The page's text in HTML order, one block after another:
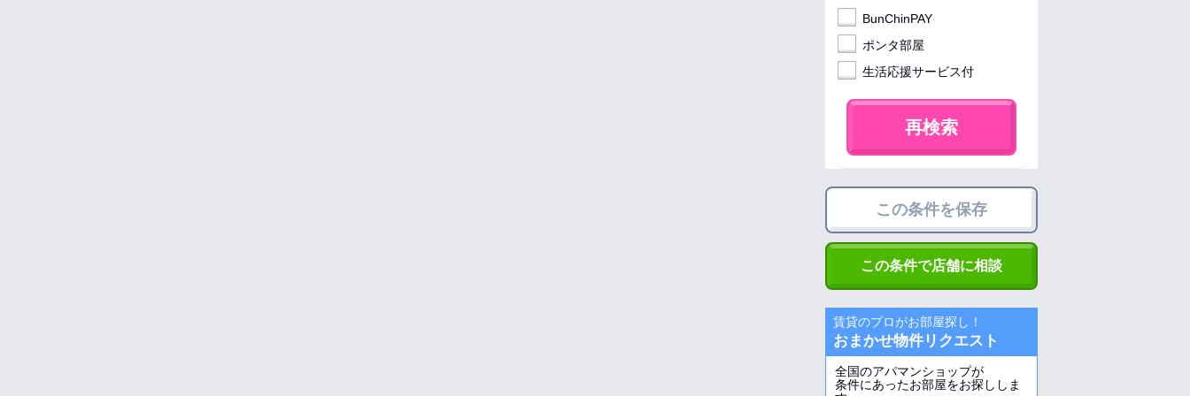
BunChinPAY
ポンタ部屋
生活応援サービス付
再検索
この条件を保存
この条件で店舗に相談
賃貸のプロがお部屋探し！
おまかせ物件リクエスト
全国のアパマンショップが
条件にあったお部屋をお探ししま